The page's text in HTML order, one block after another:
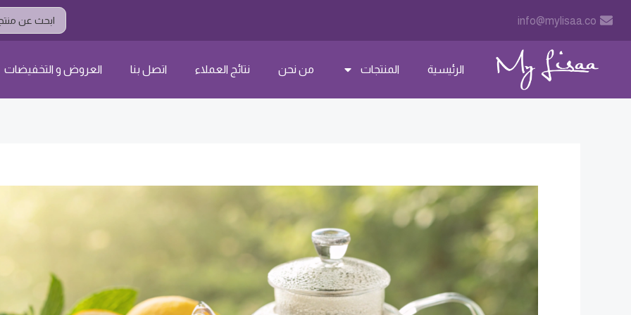
المحتوى
info@mylisaa.co
Search
...
الرئيسية المنتجات من نحن نتائج العملاء اتصل بنا العروض و التخفيضات
navigation